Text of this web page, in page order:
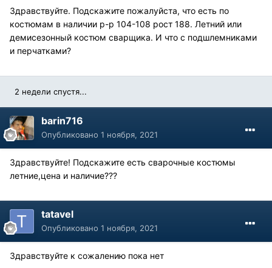
Здравствуйте. Подскажите пожалуйста, что есть по
костюмам в наличии р-р 104-108 рост 188. Летний или
демисезонный костюм сварщика. И что с подшлемниками
и перчатками?
2 недели спустя...
barin716
Опубликовано 1 ноября, 2021
Здравствуйте! Подскажите есть сварочные костюмы
летние,цена и наличие???
tatavel
Опубликовано 1 ноября, 2021
Здравствуйте к сожалению пока нет